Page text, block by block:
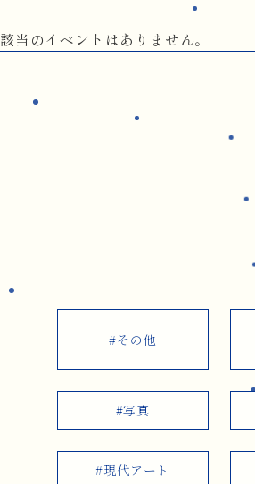
該当のイベントはありません。
#その他
#写真
#現代アート